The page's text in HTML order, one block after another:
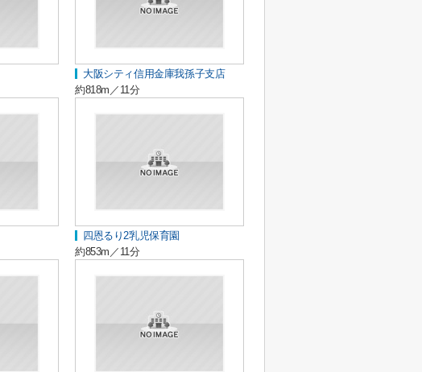
大阪シティ信用金庫我孫子支店
約818m／11分
四恩るり2乳児保育園
約853m／11分